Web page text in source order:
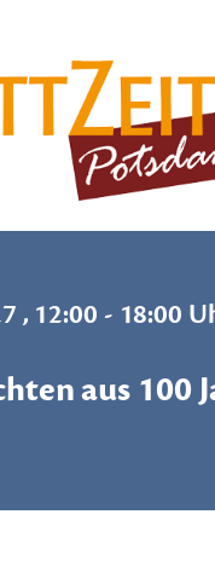
, 12:00 - 18:00
aus 100